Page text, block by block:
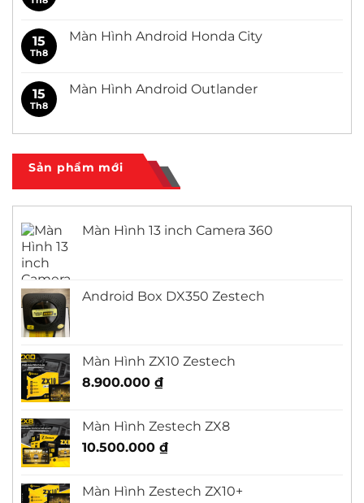
Toyota
Fortuner
luận
ở
Honda
Civic
15
Th8
Màn Hình Android Honda City
luận
ở
Honda
15
Th8
Màn Hình Android Outlander
luận
Màn
Hình
Outlander
Sản phẩm mới
Màn Hình 13 inch Camera 360
Android Box DX350 Zestech
Màn Hình ZX10 Zestech
8.900.000 ₫
Màn Hình Zestech ZX8
10.500.000 ₫
Màn Hình Zestech ZX10+